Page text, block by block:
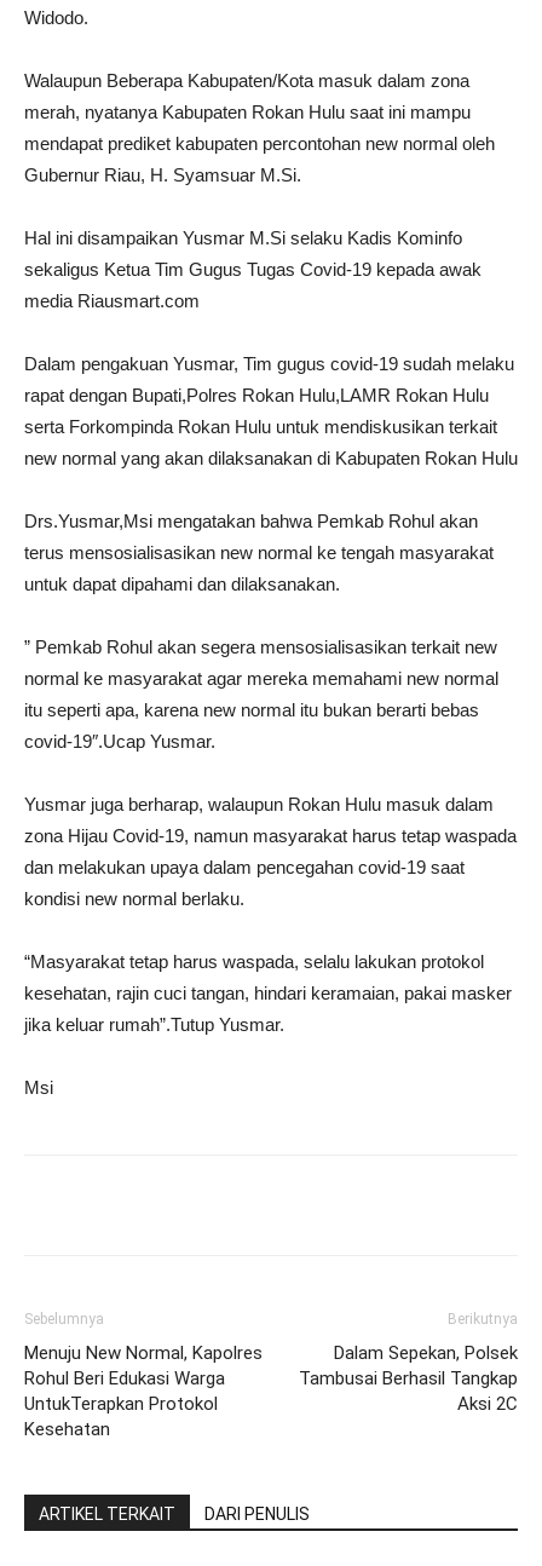
Widodo.
Walaupun Beberapa Kabupaten/Kota masuk dalam zona
merah, nyatanya Kabupaten Rokan Hulu saat ini mampu
mendapat prediket kabupaten percontohan new normal oleh
Gubernur Riau, H. Syamsuar M.Si.
Hal ini disampaikan Yusmar M.Si selaku Kadis Kominfo
sekaligus Ketua Tim Gugus Tugas Covid-19 kepada awak
media Riausmart.com
Dalam pengakuan Yusmar, Tim gugus covid-19 sudah melaku
rapat dengan Bupati,Polres Rokan Hulu,LAMR Rokan Hulu
serta Forkompinda Rokan Hulu untuk mendiskusikan terkait
new normal yang akan dilaksanakan di Kabupaten Rokan Hulu
Drs.Yusmar,Msi mengatakan bahwa Pemkab Rohul akan
terus mensosialisasikan new normal ke tengah masyarakat
untuk dapat dipahami dan dilaksanakan.
” Pemkab Rohul akan segera mensosialisasikan terkait new
normal ke masyarakat agar mereka memahami new normal
itu seperti apa, karena new normal itu bukan berarti bebas
covid-19″.Ucap Yusmar.
Yusmar juga berharap, walaupun Rokan Hulu masuk dalam
zona Hijau Covid-19, namun masyarakat harus tetap waspada
dan melakukan upaya dalam pencegahan covid-19 saat
kondisi new normal berlaku.
“Masyarakat tetap harus waspada, selalu lakukan protokol
kesehatan, rajin cuci tangan, hindari keramaian, pakai masker
jika keluar rumah”.Tutup Yusmar.
Msi
Sebelumnya
Menuju New Normal, Kapolres
Rohul Beri Edukasi Warga
UntukTerapkan Protokol
Kesehatan
Berikutnya
Dalam Sepekan, Polsek
Tambusai Berhasil Tangkap
Aksi 2C
ARTIKEL TERKAIT DARI PENULIS